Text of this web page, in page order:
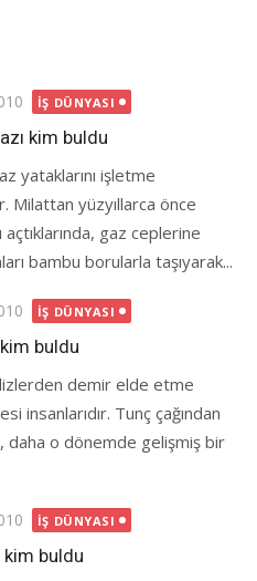
İŞ DÜNYASI
kim buldu
yataklarını işletme
Milattan yüzyıllarca önce
gaz ceplerine
bambu borularla taşıyarak...
İŞ DÜNYASI
buldu
demir elde etme
insanlarıdır. Tunç çağından
daha o dönemde gelişmiş bir
İŞ DÜNYASI
kim buldu